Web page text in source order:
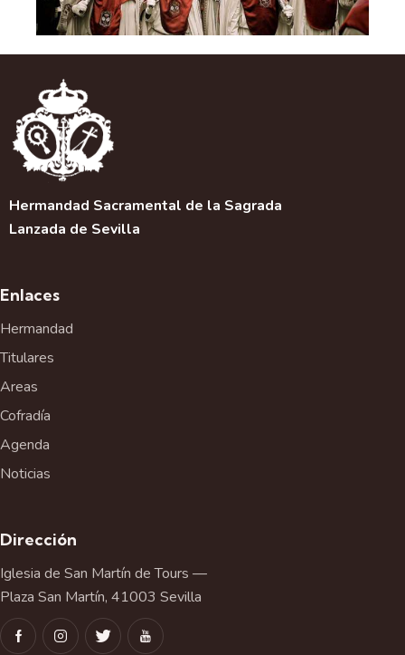
Hermandad Sacramental de la Sagrada
Lanzada de Sevilla
Enlaces
Hermandad
Titulares
Areas
Cofradía
Agenda
Noticias
Dirección
Iglesia de San Martín de Tours —
Plaza San Martín, 41003 Sevilla